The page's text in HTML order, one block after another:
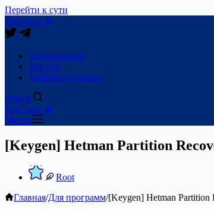
Перейти к сути
FileCrack ★
Для программ
Для игр
Трейнеры для игр
Поиск
FileCrack ★
Меню
[Keygen] Hetman Partition
Root
Главная/Для программ/[Keygen] Hetman Partition